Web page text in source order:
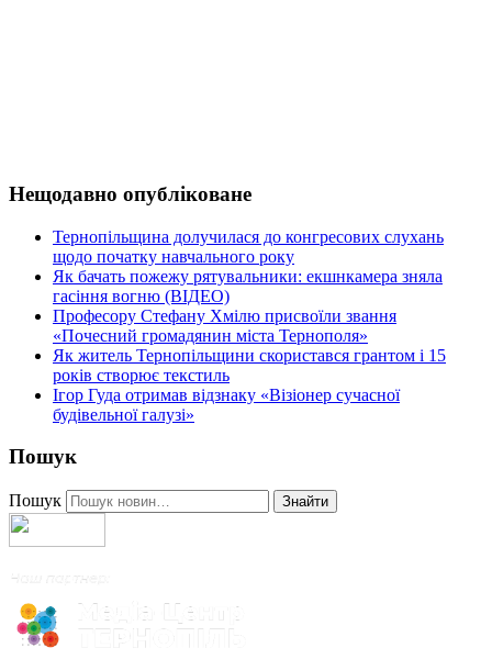
Нещодавно опубліковане
Тернопільщина долучилася до конгресових слухань
щодо початку навчального року
Як бачать пожежу рятувальники: екшнкамера зняла
гасіння вогню (ВІДЕО)
Професору Стефану Хмілю присвоїли звання
«Почесний громадянин міста Тернополя»
Як житель Тернопільщини скористався грантом і 15
років створює текстиль
Ігор Гуда отримав відзнаку «Візіонер сучасної
будівельної галузі»
Пошук
Пошук Знайти